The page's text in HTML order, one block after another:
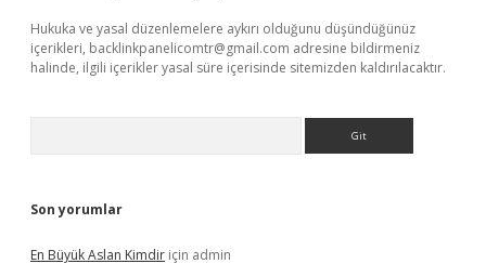
Hukuka ve yasal düzenlemelere aykırı olduğunu düşündüğünüz
içerikleri, backlinkpanelicomtr@gmail.com adresine bildirmeniz
halinde, ilgili içerikler yasal süre içerisinde sitemizden kaldırılacaktır.
Son yorumlar
En Büyük Aslan Kimdir için admin